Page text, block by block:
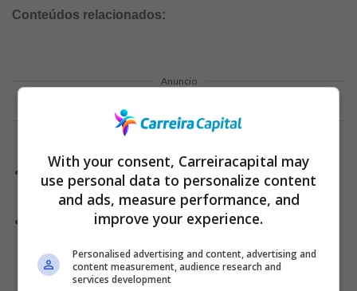
Conteúdos relacionados:
Anuncio
Oportunidades de emprego: amplie seu currículo
profissional em 2024!
Dicas valiosas para conquistar seu lugar no
profissional
With your consent, Carreiracapital may
use personal data to personalize content
and ads, measure performance, and
improve your experience.
Personalised advertising and content, advertising and
content measurement, audience research and
services development